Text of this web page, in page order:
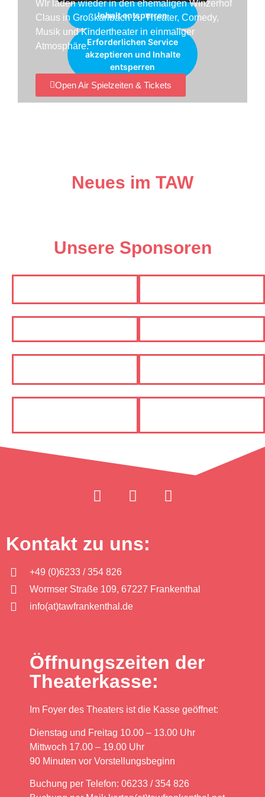
Inhalt entsperren
Erforderlichen Service
akzeptieren und Inhalte
entsperren
WIr laden wieder in den ehemaligen Winzerhof
Claus in Großkarlbach zu Theater, Comedy,
Musik und Kindertheater in einmaliger
Atmosphäre.
Open Air Spielzeiten & Tickets
Neues im TAW
Unsere Sponsoren
Öffnungszeiten der
Theaterkasse:
Im Foyer des Theaters ist die Kasse geöffnet:
Dienstag und Freitag 10.00 – 13.00 Uhr
Mittwoch 17.00 – 19.00 Uhr
90 Minuten vor Vorstellungsbeginn
Buchung per Telefon: 06233 / 354 826
Kontakt zu uns:
+49 (0)6233 / 354 826
Wormser Straße 109, 67227 Frankenthal
info(at)tawfrankenthal.de